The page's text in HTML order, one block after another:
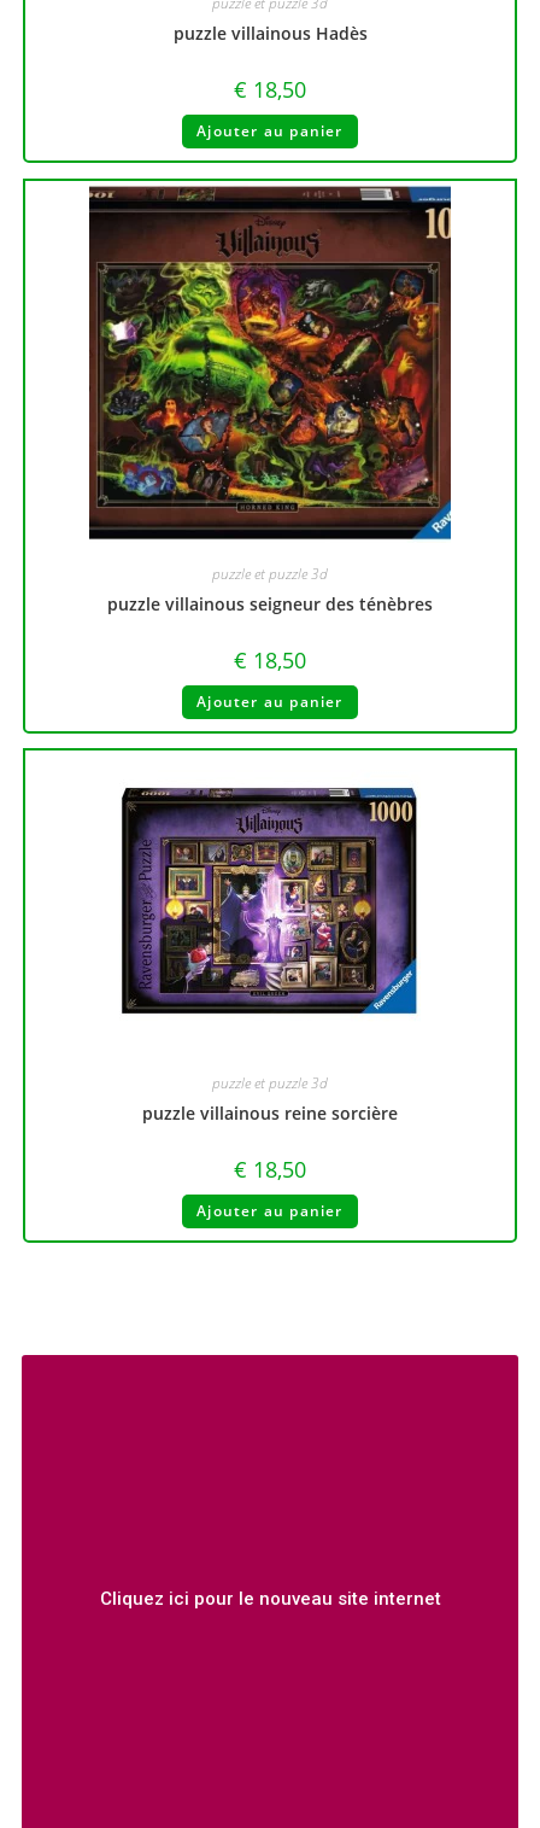
puzzle villainous Hadès
€ 18,50
Ajouter au panier
puzzle et puzzle 3d
puzzle villainous seigneur des ténèbres
€ 18,50
Ajouter au panier
puzzle et puzzle 3d
puzzle villainous reine sorcière
€ 18,50
Ajouter au panier
Cliquez ici pour le nouveau site internet